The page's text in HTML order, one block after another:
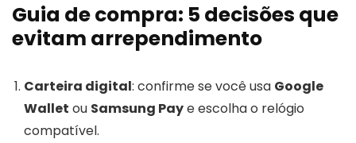
Guia de compra: 5 decisões que
evitam arrependimento
Carteira digital: confirme se você usa Google
Wallet ou Samsung Paye escolha o relógio
compatível.